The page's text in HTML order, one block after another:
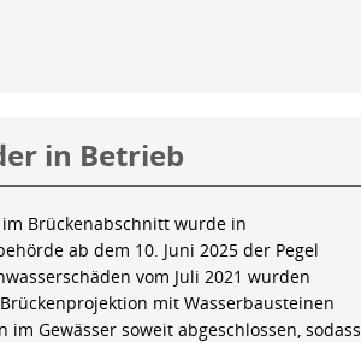
in Betrieb
Brückenabschnitt wurde in
ab dem 10. Juni 2025 der Pegel
vom Juli 2021 wurden
mit Wasserbausteinen
Gewässer soweit abgeschlossen, sodass